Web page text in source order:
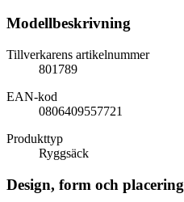
Modellbeskrivning
Tillverkarens artikelnummer
801789
EAN-kod
0806409557721
Produkttyp
Ryggsäck
Design, form och placering